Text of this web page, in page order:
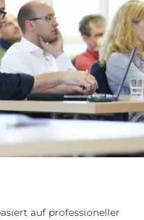
auf professioneller